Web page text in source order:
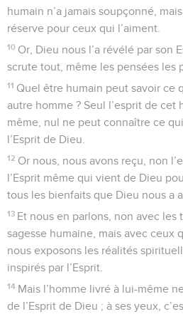
humain n’a jamais soupçonné,
réserve pour ceux qui l’aiment.
10 Or, Dieu nous l’a révélé par son
scrute tout, même les pensées les
11 Quel être humain peut savoir ce
autre homme ? Seul l’esprit de cet
même, nul ne peut connaître ce
l’Esprit de Dieu.
12 Or nous, nous avons reçu, non
l’Esprit même qui vient de Dieu
tous les bienfaits que Dieu nous a
13 Et nous en parlons, non avec les
sagesse humaine, mais avec ceux
nous exposons les réalités
inspirés par l’Esprit.
14 Mais l’homme livré à lui-même
de l’Esprit de Dieu ; à ses yeux,